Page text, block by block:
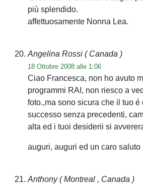
più splendido.
affettuosamente Nonna Lea.
Angelina Rossi ( Canada )
18 Ottobre 2008 alle 1:06
Ciao Francesca, non ho avuto
programmi RAI, non riesco a
foto.,ma sono sicura che il tuo é
successo senza precedenti,
alta ed i tuoi desiderii si
auguri, auguri ed un caro saluto
Anthony( Montreal , Canada )